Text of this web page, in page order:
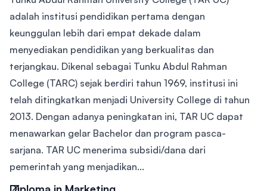
adalah institusi pendidikan pertama dengan
keunggulan lebih dari empat dekade dalam
menyediakan pendidikan yang berkualitas dan
terjangkau. Dikenal sebagai Tunku Abdul Rahman
College (TARC) sejak berdiri tahun 1969, institusi ini
telah ditingkatkan menjadi University College di tahun
2013. Dengan adanya peningkatan ini, TAR UC dapat
menawarkan gelar Bachelor dan program pasca-
sarjana. TAR UC menerima subsidi/dana dari
pemerintah yang menjadikan...